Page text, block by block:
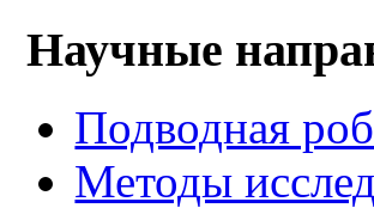
Научные
Подводная
Методы